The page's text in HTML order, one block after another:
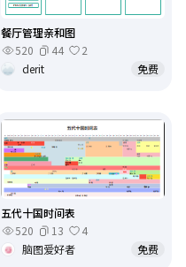
餐厅管理亲和图
520
44
2
derit
免费
五代十国时间表
520
13
4
脑图爱好者
免费